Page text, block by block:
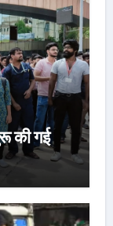
की गई